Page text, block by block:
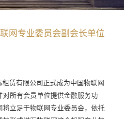
网专业委员会副会长单位
租赁有限公司正式成为中国物联网
所有会员单位提供金融服务功
将立足于物联网专业委员会，依托